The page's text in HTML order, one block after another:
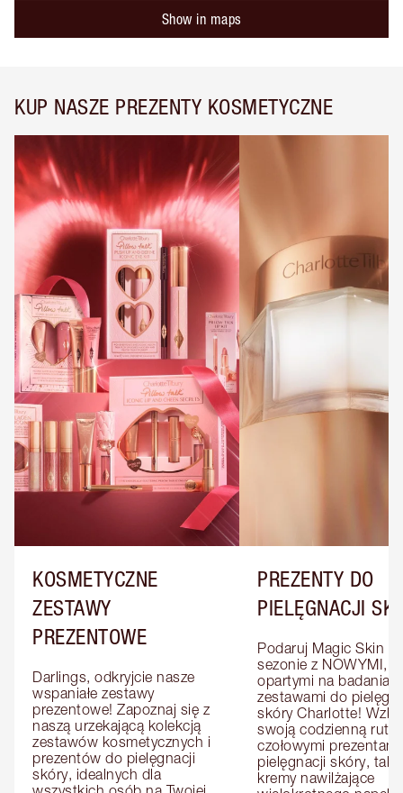
Show in maps
KUP NASZE PREZENTY KOSMETYCZNE
KOSMETYCZNE
ZESTAWY
PREZENTOWE
Darlings, odkryjcie nasze
wspaniałe zestawy
prezentowe! Zapoznaj się z
naszą urzekającą kolekcją
zestawów kosmetycznych i
prezentów do pielęgnacji
skóry, idealnych dla
PREZENTY DO
PIELĘGNACJI
Podaruj Magic Skin w
sezonie z NOWYMI,
opartymi na
zestawami do
skóry Charlotte!
swoją codzienną
czołowymi
pielęgnacji skóry,
kremy nawilżające